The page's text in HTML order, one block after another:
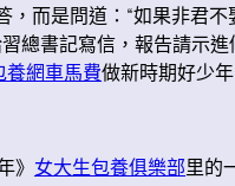
而是問道：“如果非君
總書記寫信，報告請示
養網車馬費做新時期好少
》 女大生包養俱樂部里的